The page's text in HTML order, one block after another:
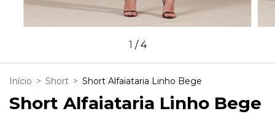
1 /4
Início > Short > Short Alfaiataria Linho Bege
Short Alfaiataria Linho Bege